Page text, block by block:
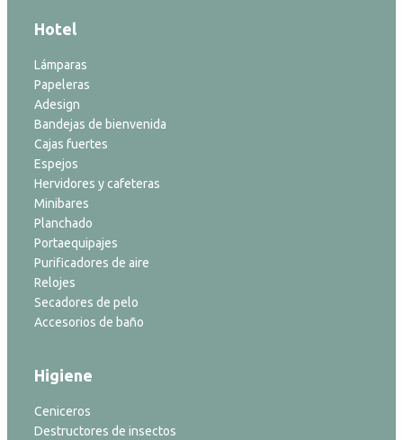
Hotel
Lámparas
Papeleras
Adesign
Bandejas de bienvenida
Cajas fuertes
Espejos
Hervidores y cafeteras
Minibares
Planchado
Portaequipajes
Purificadores de aire
Relojes
Secadores de pelo
Accesorios de baño
Higiene
Ceniceros
Destructores de insectos